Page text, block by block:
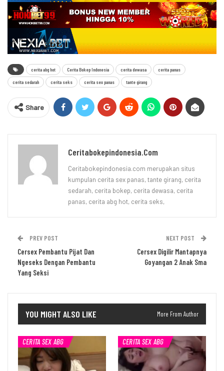
cerita abg hot Cerita Bokep Indonesia cerita dewasa cerita panas
cerita sedarah cerita seks cerita sex panas tante girang
Share
Ceritabokepindonesia.com
Ceritabokepindonesia.com merupakan situs
kumpulan cerita sex panas, tante girang, cerita
sedarah, cerita bokep, cerita dewasa, cerita
panas, cerita abg hot, cerita seks,
PREV POST
Cersex Pembantu Pijat Dan
Ngeseks Dengan Pembantu
Yang Seksi
NEXT POST
Cersex Digilir Mantapnya
Goyangan 2 Anak Sma
YOU MIGHT ALSO LIKE More From Author
CERITA SEX ABG CERITA SEX ABG